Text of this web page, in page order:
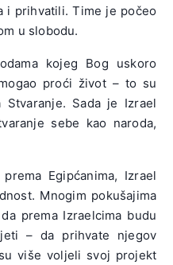
i prihvatili. Time je počeo
u slobodu.
kojeg Bog uskoro
proći život – to su
Sada je Izrael
sebe kao naroda,
Egipćanima, Izrael
Mnogim pokušajima
prema Izraelcima budu
– da prihvate njegov
više voljeli svoj projekt